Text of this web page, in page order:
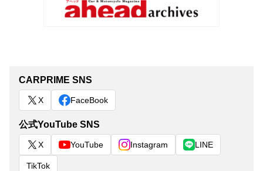
CARPRIME SNS
X FaceBook
公式YouTube SNS
X YouTube Instagram LINE
TikTok